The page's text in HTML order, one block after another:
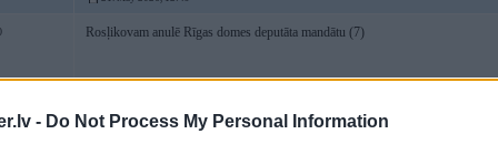
- Do Not Process My Personal Information
Rosļikovam anulē Rīgas domes deputāta mandātu (7)
Nu lohs viņš ir - varēja mierīgi informēt mēru, ka piedalīsies attālināti sēdēs,
pieslēdzoties video